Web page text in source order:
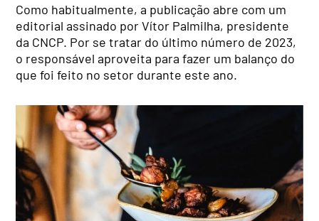
Como habitualmente, a publicação abre com um
editorial assinado por Vítor Palmilha, presidente
da CNCP. Por se tratar do último número de 2023,
o responsável aproveita para fazer um balanço do
que foi feito no setor durante este ano.